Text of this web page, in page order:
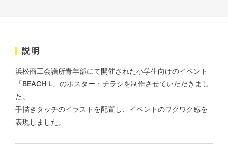
サイト制作
#メーカー・製造業・工業・インフ
#レスポンシブWebデザイン
杉野屋様 立春大福チラシ
説明
浜松商工会議所青年部にて開催された小学生向けのイベント
「BEACH L」のポスター・チラシを制作させていただきまし
た。
手描きタッチのイラストを配置し、イベントのワクワク感を
表現しました。